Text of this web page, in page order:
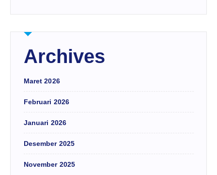
Archives
Maret 2026
Februari 2026
Januari 2026
Desember 2025
November 2025